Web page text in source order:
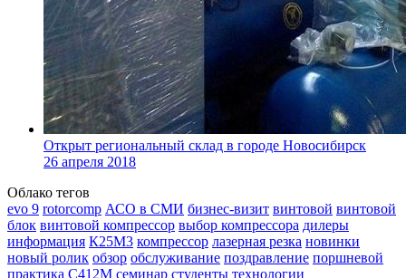
Открыт региональный склад в городе Новосибирск
26 апреля 2018
Облако тегов
evo 9 rotorcomp АСО в СМИ бизнес-визит винтовой винтовой
блок винтовой компрессор выбор компрессора дилеры
информация К25М3 компрессор лазерная резка новинки
новый ролик обзор обслуживание поздравление поршневой
практика С412М семинар студенты технологии